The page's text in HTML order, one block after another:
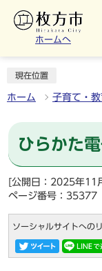
ホームへ
現在位置
ホーム 子育て・
ひらかた
[公開日：2025年11
ページ番号：35377
ソーシャルサイトへの